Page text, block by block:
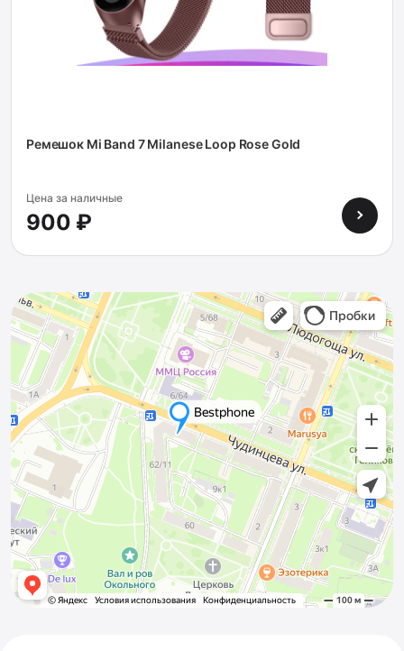
Ремешок Mi Band 7 Milanese Loop Rose Gold
Цена за наличные
900 ₽